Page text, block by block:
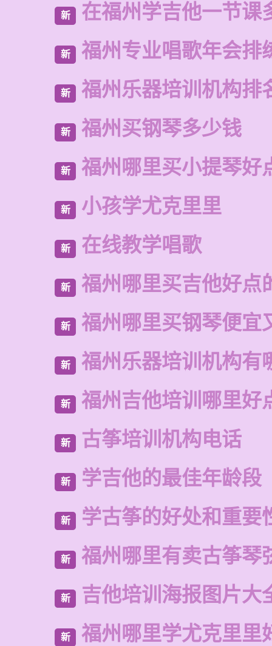
新 在福州学吉他一节课
新 福州专业唱歌年会排
新 福州乐器培训机构排
新 福州买钢琴多少钱
新 福州哪里买小提琴好
新 小孩学尤克里里
新 在线教学唱歌
新 福州哪里买吉他好点
新 福州哪里买钢琴便宜
新 福州乐器培训机构有
新 福州吉他培训哪里好
新 古筝培训机构电话
新 学吉他的最佳年龄段
新 学古筝的好处和重要
新 福州哪里有卖古筝琴
新 吉他培训海报图片大
新 福州哪里学尤克里里